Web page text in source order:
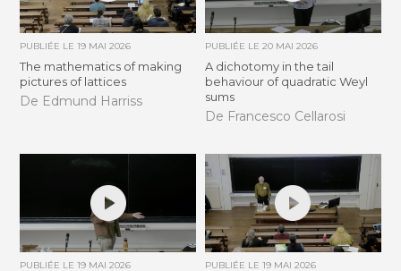
PUBLIÉE LE19 MAI 2026
The mathematics of making
pictures of lattices
De Edmund Harriss
PUBLIÉE LE 20 MAI 2026
A dichotomy in the tail
behaviour of quadratic Weyl
sums
De Francesco Cellarosi
PUBLIÉE LE19 MAI 2026 PUBLIÉE LE 19 MAI 2026